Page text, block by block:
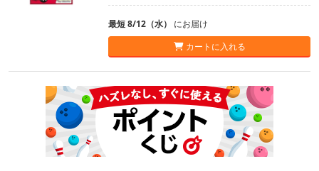
最短 8/12（水） にお届け
カートに入れる